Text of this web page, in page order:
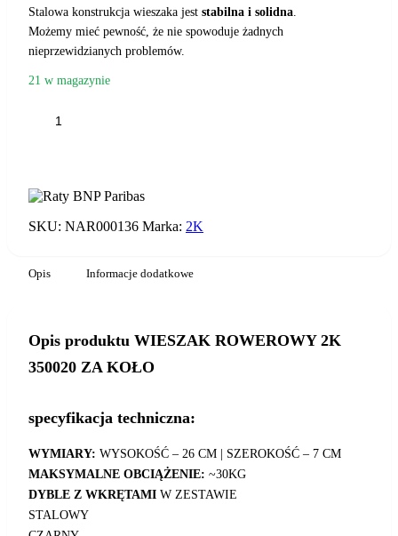
Stalowa konstrukcja wieszaka jest stabilna i solidna.
Możemy mieć pewność, że nie spowoduje żadnych
nieprzewidzianych problemów.
21 w magazynie
350020
ZA
KOŁO
SKU: NAR000136 Marka: 2K
Opis Informacje dodatkowe
Opis produktu WIESZAK ROWEROWY 2K
350020 ZA KOŁO
specyfikacja techniczna:
WYMIARY: WYSOKOŚĆ – 26 CM | SZEROKOŚĆ – 7 CM
MAKSYMALNE OBCIĄŻENIE: ~30KG
DYBLE Z WKRĘTAMI W ZESTAWIE
STALOWY